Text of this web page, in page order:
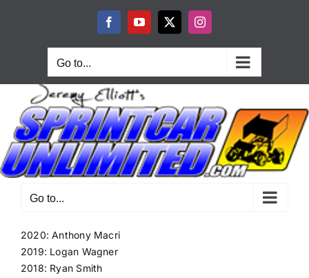
FacebookYouTube
X Instagram
Go to...
Go to...
2020: Anthony Macri
2019: Logan Wagner
2018: Ryan Smith